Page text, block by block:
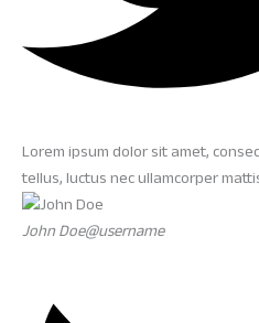
Lorem ipsum dolor sit amet,
tellus, luctus nec ullamcorper
John Doe@username